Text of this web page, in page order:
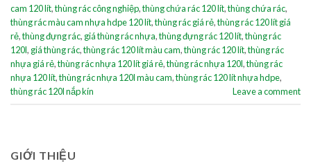
cam 120 lít,thùng rác công nghiệp,thùng chứa rác 120 lít,thùng chứa rác,
thùng rác màu cam nhựa hdpe 120 lít,thùng rác giá rẻ,thùng rác 120 lít giá
rẻ,thùng đựng rác, giá thùng rác nhựa,thùng đựng rác 120 lít,thùng rác
120l, giá thùng rác,thùng rác 120 lít màu cam,thùng rác 120 lít,thùng rác
nhựa giá rẻ,thùng rác nhựa 120 lít giá rẻ,thùng rác nhựa 120l,thùng rác
nhựa 120 lít,thùng rác nhựa 120l màu cam,thùng rác 120 lít nhựa hdpe,
thùng rác 120l nắp kín
Leave a comment
GIỚI THIỆU